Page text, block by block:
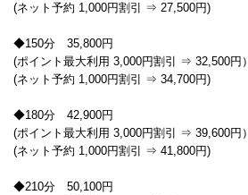
(ネット予約 1,000円割引 ⇒ 27,500円)
◆150分 35,800円
(ポイント最大利用 3,000円割引 ⇒ 32,500円）
(ネット予約 1,000円割引 ⇒ 34,700円)
◆180分 42,900円
(ポイント最大利用 3,000円割引 ⇒ 39,600円）
(ネット予約 1,000円割引 ⇒ 41,800円)
◆210分 50,100円